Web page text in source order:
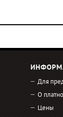
Для
О
Цены